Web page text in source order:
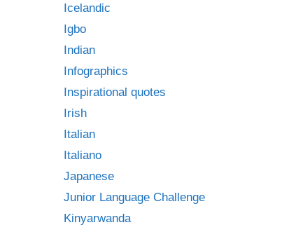
Icelandic
Igbo
Indian
Infographics
Inspirational quotes
Irish
Italian
Italiano
Japanese
Junior Language Challenge
Kinyarwanda